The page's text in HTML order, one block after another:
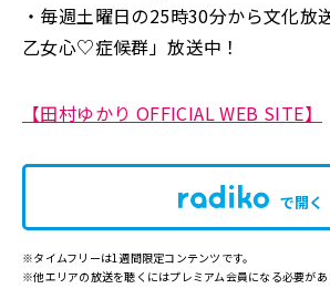
・毎週土曜日の25時30分から文化放
乙女心♡症候群」放送中！
【田村ゆかり OFFICIAL WEB SITE】
で開く
※タイムフリーは1週間限定コンテンツです。
※他エリアの放送を聴くにはプレミアム会員になる必要があ